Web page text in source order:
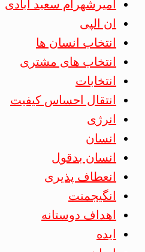
امیرشهرام سعید آبادی
ان الپی
انتخاب انسان ها
انتخاب های مشتری
انتخابات
انتقال احساس کیفیت
انرژی
انسان
انسان بدقول
انعطاف پذیری
انگیجمنت
اهداف دوستانه
ایده